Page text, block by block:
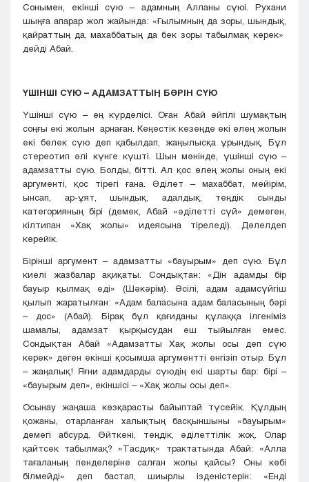
Сонымен, екінші сүю – адамның Алланы сүюі. Рухани
шыңға апарар жол жайында: «Ғылымның да зоры, шындық,
қайраттың да, махаббатың да бек зоры табылмақ керек»
дейді Абай.
ҮШІНШІ СҮЮ – АДАМЗАТТЫҢ БӘРІН СҮЮ
Үшінші сүю – ең күрделісі. Оған Абай әйгілі шумақтың
соңғы екі жолын арнаған. Кеңестік кезеңде екі өлең жолын
екі бөлек сүю деп қабылдап, жаңылысқа ұрындық. Бұл
стереотип әлі күнге күшті. Шын мәнінде, үшінші сүю –
адамзатты сүю. Болды, бітті. Ал қос өлең жолы оның екі
аргументі, қос тірегі ғана. Әділет – махаббат, мейірім,
ынсап, ар-ұят, шындық, адалдық, теңдік сынды
категорияның бірі (демек, Абай «әділетті сүй» демеген,
кілтипан «Хақ жолы» идеясына тіреледі). Дәлелдеп
көрейік.
Бірінші аргумент – адамзатты «бауырым» деп сүю. Бұл
киелі жазбалар ақиқаты. Сондықтан: «Дін адамды бір
бауыр қылмақ еді» (Шәкәрім). Әсілі, адам адамсүйгіш
қылып жаратылған: «Адам баласына адам баласының бәрі
– дос» (Абай). Бірақ бұл қағиданы құлаққа ілгеніміз
шамалы, адамзат қырқысудан еш тыйылған емес.
Сондықтан Абай «Адамзатты Хақ жолы осы деп сүю
керек» деген екінші қосымша аргументті енгізіп отыр. Бұл
– жаңалық! Яғни адамдарды сүюдің екі шарты бар: бірі –
«бауырым деп», екіншісі – «Хақ жолы осы деп».
Осынау жаңаша көзқарасты байыптай түсейік. Құлдың
қожаны, отарланған халықтың басқыншыны «бауырым»
демегі абсурд. Өйткені, теңдік, әділеттілік жоқ. Олар
қайтсек табылмақ? «Тасдиқ» трактатында Абай: «Алла
тағаланың пенделеріне салған жолы қайсы? Оны көбі
білмейді» деп бастап, шиырлы ізденістерін: «Енді